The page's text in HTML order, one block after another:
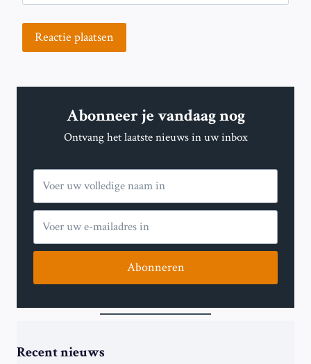
Abonneer je vandaag nog
Ontvang het laatste nieuws in uw inbox
Abonneren
Recent nieuws